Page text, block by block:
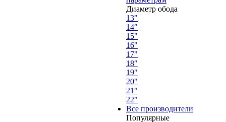
Диаметр обода
13"
14"
15"
16"
17"
18"
19"
20"
21"
22"
Все производители
Популярные